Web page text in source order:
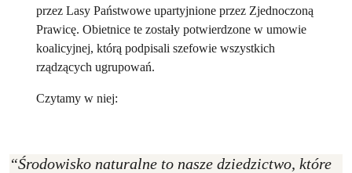
przez Lasy Państwowe upartyjnione przez Zjednoczoną
Prawicę. Obietnice te zostały potwierdzone w umowie
koalicyjnej, którą podpisali szefowie wszystkich
rządzących ugrupowań.
Czytamy w niej:
“Środowisko naturalne to nasze dziedzictwo, które